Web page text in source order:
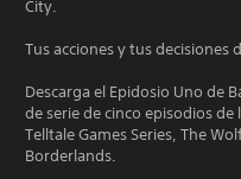
City.
Tus acciones y tus
Descarga el Epidosio Uno de
de serie de cinco episodios
Telltale Games Series, The
Borderlands.